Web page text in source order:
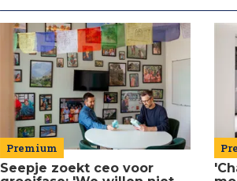
Premium
Seepje zoekt ceo voor